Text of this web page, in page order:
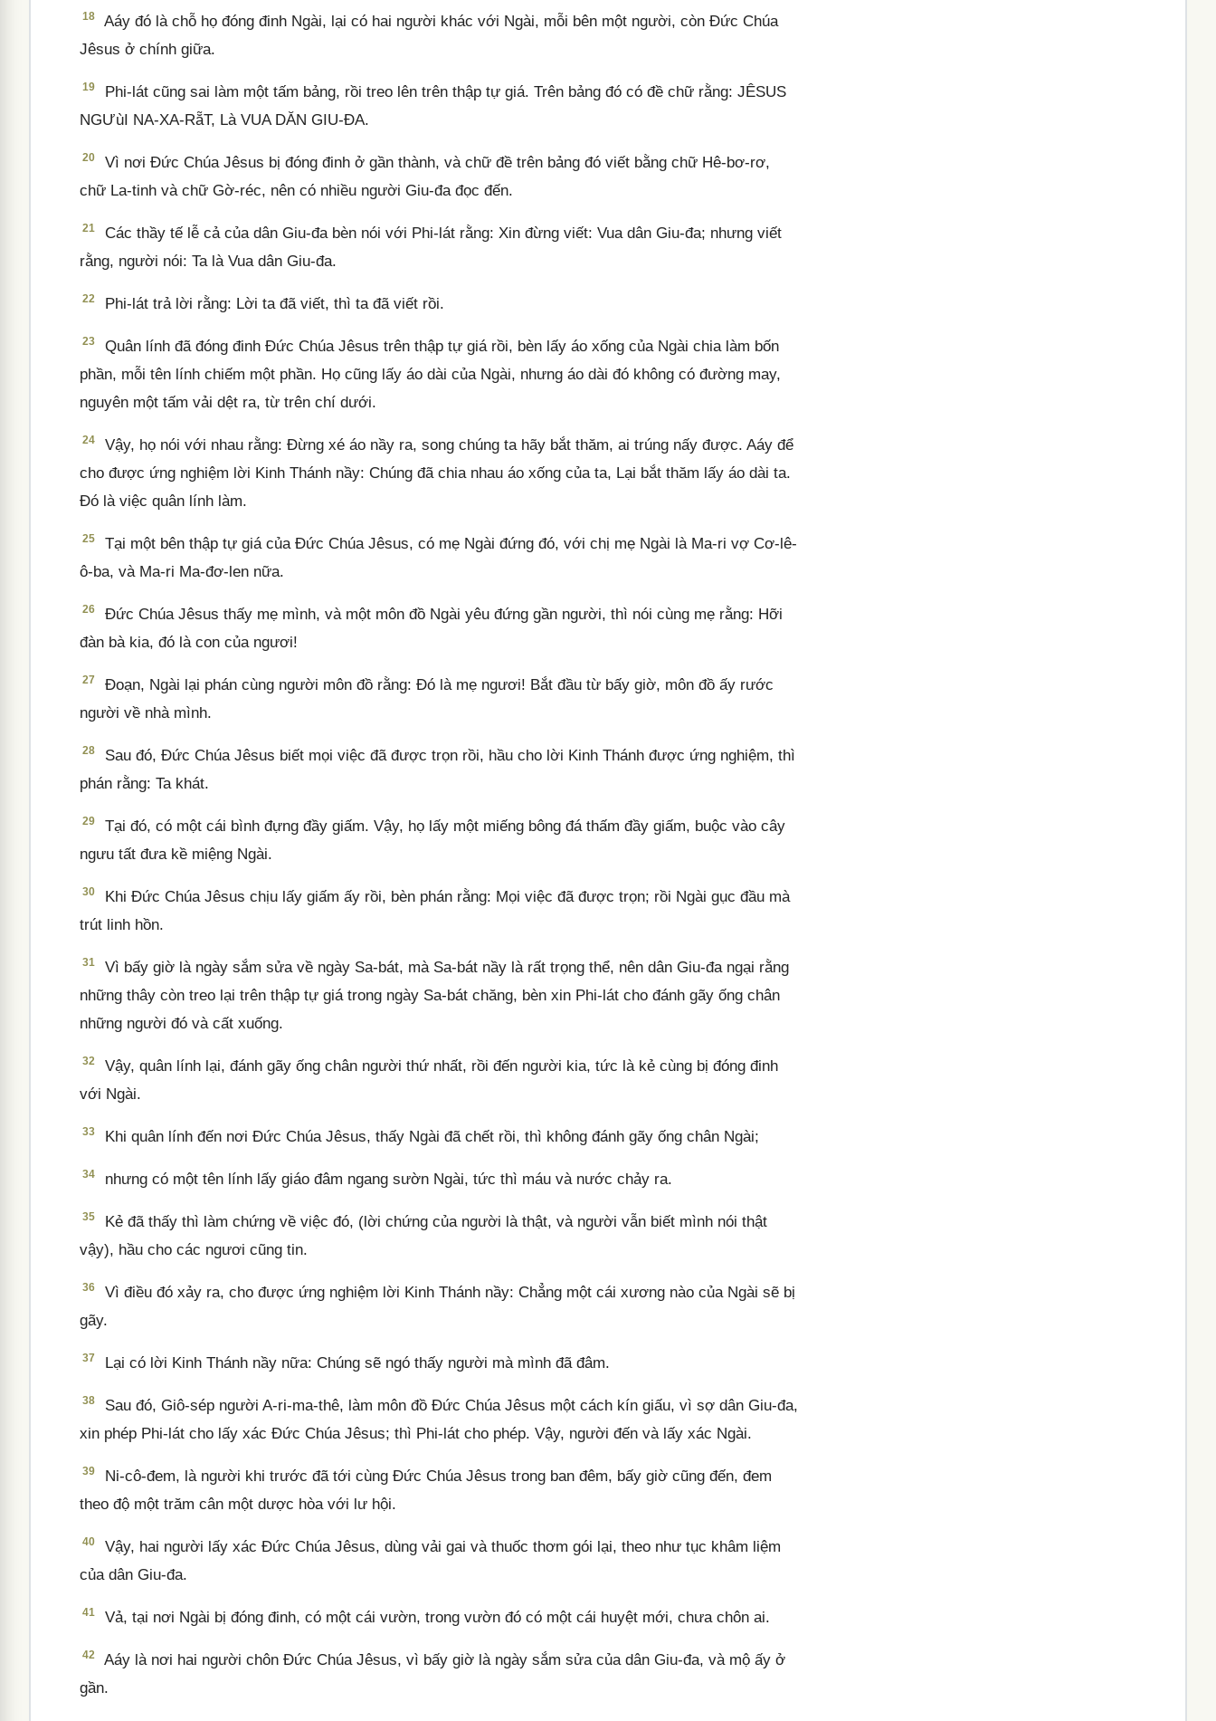
18
Aáy đó là chỗ họ đóng đinh Ngài, lại có hai người khác với Ngài, mỗi bên một người, còn Đức Chúa
Jêsus ở chính giữa.
19
Phi-lát cũng sai làm một tấm bảng, rồi treo lên trên thập tự giá. Trên bảng đó có đề chữ rằng: JÊSUS
NGƯùI NA-XA-RẵT, Là VUA DĂN GIU-ĐA.
20
Vì nơi Đức Chúa Jêsus bị đóng đinh ở gần thành, và chữ đề trên bảng đó viết bằng chữ Hê-bơ-rơ,
chữ La-tinh và chữ Gờ-réc, nên có nhiều người Giu-đa đọc đến.
21
Các thầy tế lễ cả của dân Giu-đa bèn nói với Phi-lát rằng: Xin đừng viết: Vua dân Giu-đa; nhưng viết
rằng, người nói: Ta là Vua dân Giu-đa.
22 Phi-lát trả lời rằng: Lời ta đã viết, thì ta đã viết rồi.
23
Quân lính đã đóng đinh Đức Chúa Jêsus trên thập tự giá rồi, bèn lấy áo xống của Ngài chia làm bốn
phần, mỗi tên lính chiếm một phần. Họ cũng lấy áo dài của Ngài, nhưng áo dài đó không có đường may,
nguyên một tấm vải dệt ra, từ trên chí dưới.
24
Vậy, họ nói với nhau rằng: Đừng xé áo nầy ra, song chúng ta hãy bắt thăm, ai trúng nấy được. Aáy để
cho được ứng nghiệm lời Kinh Thánh nầy: Chúng đã chia nhau áo xống của ta, Lại bắt thăm lấy áo dài ta.
Đó là việc quân lính làm.
25
Tại một bên thập tự giá của Đức Chúa Jêsus, có mẹ Ngài đứng đó, với chị mẹ Ngài là Ma-ri vợ Cơ-lê-
ô-ba, và Ma-ri Ma-đơ-len nữa.
26
Đức Chúa Jêsus thấy mẹ mình, và một môn đồ Ngài yêu đứng gần người, thì nói cùng mẹ rằng: Hỡi
đàn bà kia, đó là con của ngươi!
27
Đoạn, Ngài lại phán cùng người môn đồ rằng: Đó là mẹ ngươi! Bắt đầu từ bấy giờ, môn đồ ấy rước
người về nhà mình.
28
Sau đó, Đức Chúa Jêsus biết mọi việc đã được trọn rồi, hầu cho lời Kinh Thánh được ứng nghiệm, thì
phán rằng: Ta khát.
29
Tại đó, có một cái bình đựng đầy giấm. Vậy, họ lấy một miếng bông đá thấm đầy giấm, buộc vào cây
ngưu tất đưa kề miệng Ngài.
30
Khi Đức Chúa Jêsus chịu lấy giấm ấy rồi, bèn phán rằng: Mọi việc đã được trọn; rồi Ngài gục đầu mà
trút linh hồn.
31
Vì bấy giờ là ngày sắm sửa về ngày Sa-bát, mà Sa-bát nầy là rất trọng thể, nên dân Giu-đa ngại rằng
những thây còn treo lại trên thập tự giá trong ngày Sa-bát chăng, bèn xin Phi-lát cho đánh gãy ống chân
những người đó và cất xuống.
32
Vậy, quân lính lại, đánh gãy ống chân người thứ nhất, rồi đến người kia, tức là kẻ cùng bị đóng đinh
với Ngài.
33 Khi quân lính đến nơi Đức Chúa Jêsus, thấy Ngài đã chết rồi, thì không đánh gãy ống chân Ngài;
34 nhưng có một tên lính lấy giáo đâm ngang sườn Ngài, tức thì máu và nước chảy ra.
35
Kẻ đã thấy thì làm chứng về việc đó, (lời chứng của người là thật, và người vẫn biết mình nói thật
vậy), hầu cho các ngươi cũng tin.
36
Vì điều đó xảy ra, cho được ứng nghiệm lời Kinh Thánh nầy: Chẳng một cái xương nào của Ngài sẽ bị
gãy.
37 Lại có lời Kinh Thánh nầy nữa: Chúng sẽ ngó thấy người mà mình đã đâm.
38
Sau đó, Giô-sép người A-ri-ma-thê, làm môn đồ Đức Chúa Jêsus một cách kín giấu, vì sợ dân Giu-đa,
xin phép Phi-lát cho lấy xác Đức Chúa Jêsus; thì Phi-lát cho phép. Vậy, người đến và lấy xác Ngài.
39
Ni-cô-đem, là người khi trước đã tới cùng Đức Chúa Jêsus trong ban đêm, bấy giờ cũng đến, đem
theo độ một trăm cân một dược hòa với lư hội.
40
Vậy, hai người lấy xác Đức Chúa Jêsus, dùng vải gai và thuốc thơm gói lại, theo như tục khâm liệm
của dân Giu-đa.
41 Vả, tại nơi Ngài bị đóng đinh, có một cái vườn, trong vườn đó có một cái huyệt mới, chưa chôn ai.
42
Aáy là nơi hai người chôn Đức Chúa Jêsus, vì bấy giờ là ngày sắm sửa của dân Giu-đa, và mộ ấy ở
gần.